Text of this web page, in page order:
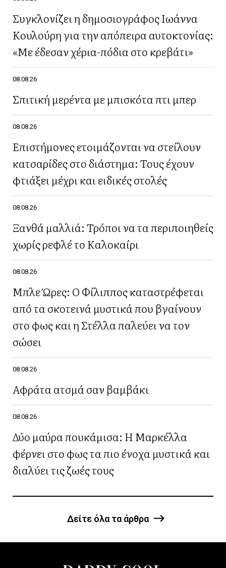
Συγκλονίζει η δημοσιογράφος Ιωάννα
Κουλούρη για την απόπειρα αυτοκτονίας:
«Με έδεσαν χέρια-πόδια στο κρεβάτι»
08.08.26
Σπιτική μερέντα με μπισκότα πτι μπερ
08.08.26
Επιστήμονες ετοιμάζονται να στείλουν
κατσαρίδες στο διάστημα: Τους έχουν
φτιάξει μέχρι και ειδικές στολές
08.08.26
Ξανθά μαλλιά: Τρόποι να τα περιποιηθείς
χωρίς ρεφλέ το Καλοκαίρι
08.08.26
Μπλε Ώρες: Ο Φίλιππος καταστρέφεται
από τα σκοτεινά μυστικά που βγαίνουν
στο φως και η Στέλλα παλεύει να τον
σώσει
08.08.26
Αφράτα ατσμά σαν βαμβάκι
08.08.26
Δύο μαύρα πουκάμισα: Η Μαρκέλλα
φέρνει στο φως τα πιο ένοχα μυστικά και
διαλύει τις ζωές τους
Δείτε όλα τα άρθρα